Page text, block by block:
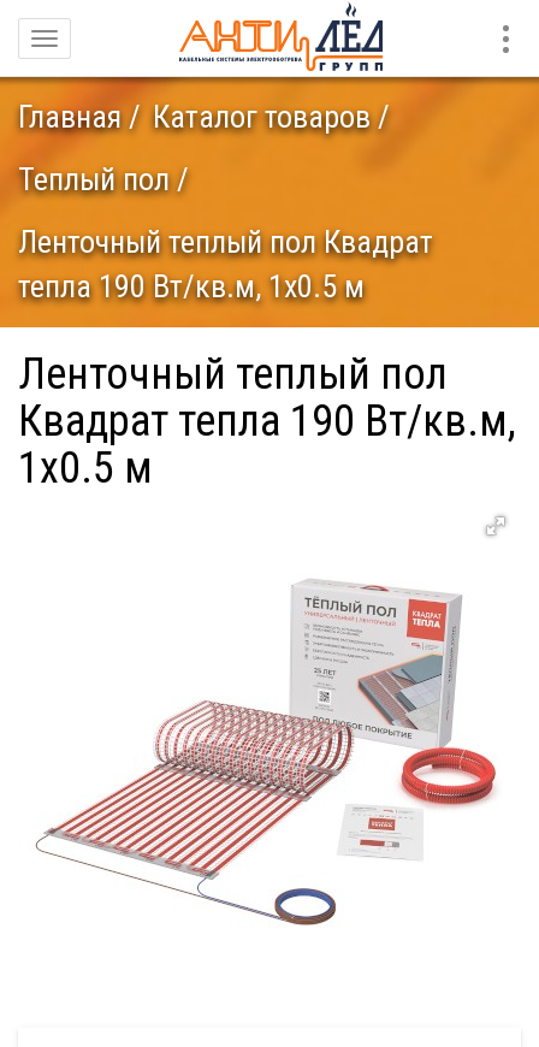
Навигация
Главная
Каталог товаров
Теплый пол
Ленточный теплый пол Квадрат
тепла 190 Вт/кв.м, 1х0.5 м
Ленточный теплый пол
Квадрат тепла 190 Вт/кв.м,
1х0.5 м